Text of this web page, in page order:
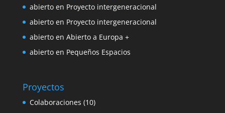
abiertoen Proyecto intergeneracional
abiertoen Proyecto intergeneracional
abiertoen Abierto a Europa +
abiertoen Pequeños Espacios
Proyectos
Colaboraciones (10)